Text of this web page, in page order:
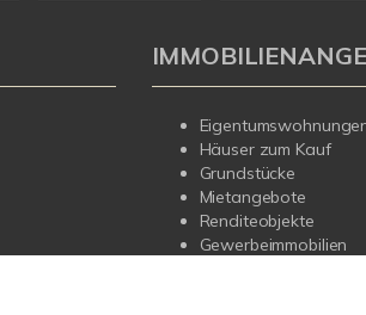
Häuser zum Kauf
Grundstücke
Mietangebote
Renditeobjekte
Gewerbeimmobilien